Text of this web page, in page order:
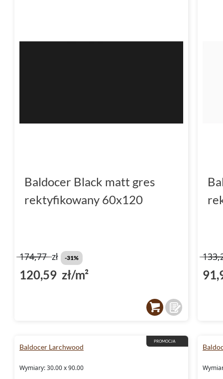
Baldocer Black matt gres
rektyfikowany 60x120
174,77zł -31%
120,59 zł/m²
PROMOCJA
Baldocer Larchwood
Wymiary: 30.00 x 90.00